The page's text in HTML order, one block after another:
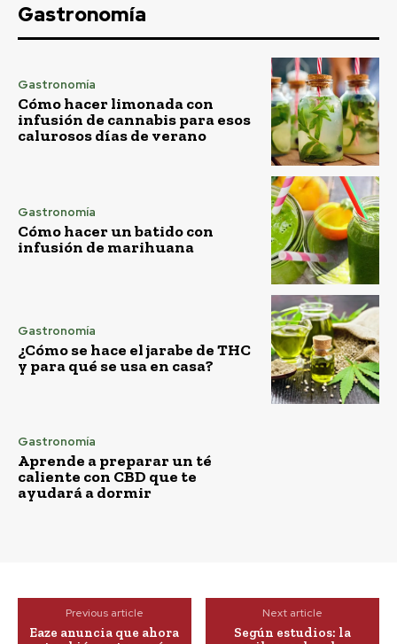
Gastronomía
Gastronomía
Cómo hacer limonada con
infusión de cannabis para esos
calurosos días de verano
Gastronomía
Cómo hacer un batido con
infusión de marihuana
Gastronomía
¿Cómo se hace el jarabe de THC
y para qué se usa en casa?
Gastronomía
Aprende a preparar un té
caliente con CBD que te
ayudará a dormir
Previous article
Eaze anuncia que ahora
Next article
Según estudios: la